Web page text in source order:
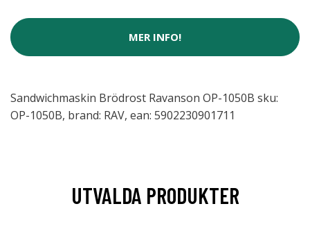
MER INFO!
Sandwichmaskin Brödrost Ravanson OP-1050B sku:
OP-1050B, brand: RAV, ean: 5902230901711
UTVALDA PRODUKTER